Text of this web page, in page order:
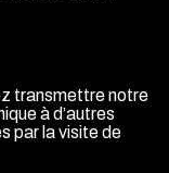
transmettre notre
à d’autres
par la visite de